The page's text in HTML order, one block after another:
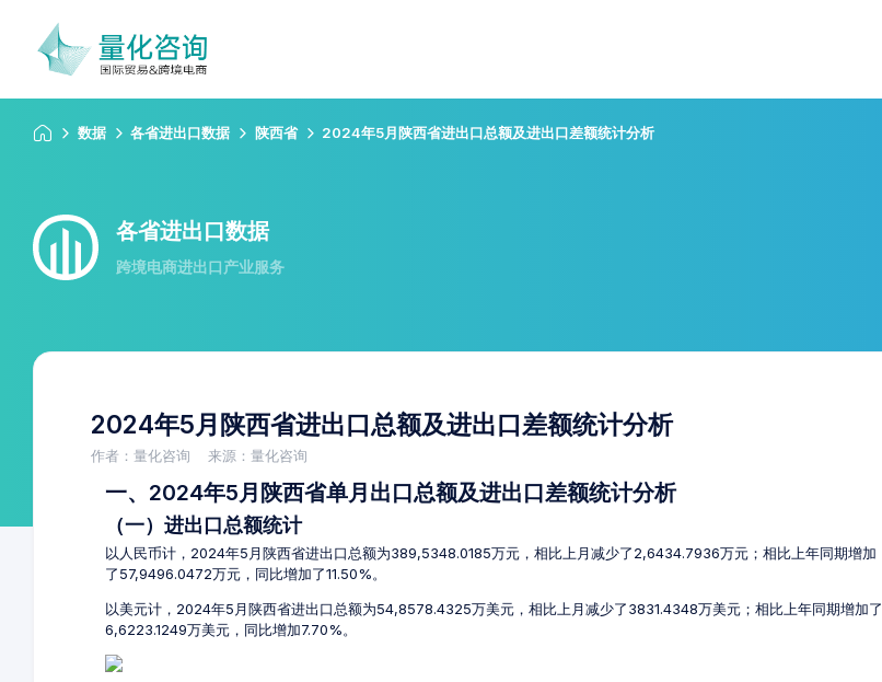
数据 各省进出口数据 陕西省 2024年5月陕西省进出口总额及进出口差额统计分析
各省进出口数据
跨境电商进出口产业服务
2024年5月陕西省进出口总额及进出口差额统计分析
作者：量化咨询 来源：量化咨询
一、2024年5月陕西省单月出口总额及进出口差额统计分析
（一）进出口总额统计
以人民币计，2024年5月陕西省进出口总额为389,5348.0185万元，相比上月减少了2,6434.7936万元；相比上年同期增加
了57,9496.0472万元，同比增加了11.50%。
以美元计，2024年5月陕西省进出口总额为54,8578.4325万美元，相比上月减少了3831.4348万美元；相比上年同期增加了
6,6223.1249万美元，同比增加7.70%。